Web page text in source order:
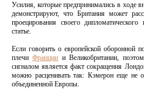
Усилия, которые предпринимались в ходе
демонстрируют, что Британия может
проецирования своего
статье.
Если говорить о европейской оборонной
плечиФранции и Великобритании,
сигналом является факт сокращения
можно расценивать так: Кэмерон еще не
объединенной Европы.